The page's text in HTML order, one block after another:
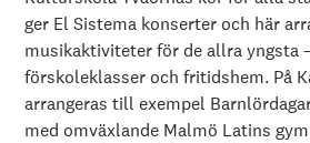
ger El Sistema konserter och här
musikaktiviteter för de allra yngsta
förskoleklasser och fritidshem. På
arrangeras till exempel
med omväxlande Malmö Latins